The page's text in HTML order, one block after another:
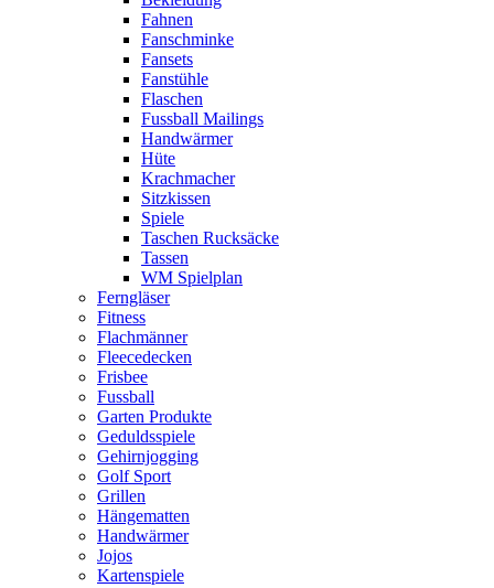
Fahnen
Fanschminke
Fansets
Fanstühle
Flaschen
Fussball Mailings
Handwärmer
Hüte
Krachmacher
Sitzkissen
Spiele
Taschen Rucksäcke
Tassen
WM Spielplan
Ferngläser
Fitness
Flachmänner
Fleecedecken
Frisbee
Fussball
Garten Produkte
Geduldsspiele
Gehirnjogging
Golf Sport
Grillen
Hängematten
Handwärmer
Jojos
Kartenspiele